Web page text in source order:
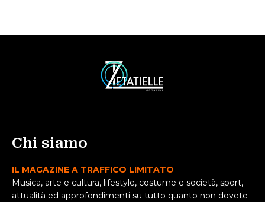
Chi siamo
IL MAGAZINE A TRAFFICO LIMITATO
Musica, arte e cultura, lifestyle, costume e società, sport,
attualità ed approfondimenti su tutto quanto non dovete